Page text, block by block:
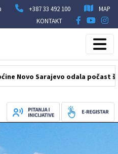
+387 33 492 100
MAP
KONTAKT
Sarajevo odala počast